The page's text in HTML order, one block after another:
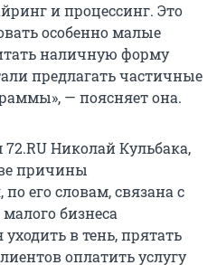
и процессинг. Это
особенно малые
наличную форму
предлагать частичные
— поясняет она.
Николай Кульбака,
причины
его словам, связана с
бизнеса
в тень, прятать
оплатить услугу